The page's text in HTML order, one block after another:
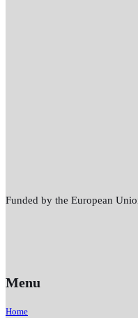
Funded by the European
Menu
Home